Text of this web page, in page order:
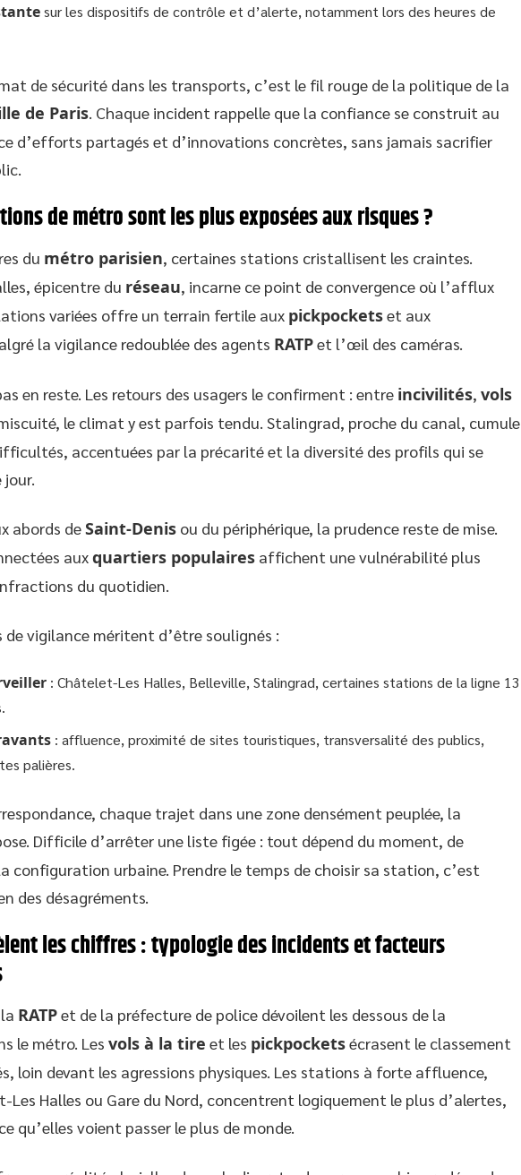
sur les dispositifs de contrôle et d’alerte, notamment lors des heures de
de sécurité dans les transports, c’est le fil rouge de la politique de la
de Paris . Chaque incident rappelle que la confiance se construit au
d’efforts partagés et d’innovations concrètes, sans jamais sacrifier
de métro sont les plus exposées aux risques ?
du métro parisien, certaines stations cristallisent les craintes.
épicentre du réseau, incarne ce point de convergence où l’afflux
variées offre un terrain fertile aux pickpocketset aux
la vigilance redoublée des agents RATPet l’œil des caméras.
en reste. Les retours des usagers le confirment : entre incivilités, vols
le climat y est parfois tendu. Stalingrad, proche du canal, cumule
accentuées par la précarité et la diversité des profils qui se
abords deSaint-Denis ou du périphérique, la prudence reste de mise.
auxquartiers populaires affichent une vulnérabilité plus
du quotidien.
de vigilance méritent d’être soulignés :
: Châtelet-Les Halles, Belleville, Stalingrad, certaines stations de la ligne 13
: affluence, proximité de sites touristiques, transversalité des publics,
palières.
chaque trajet dans une zone densément peuplée, la
Difficile d’arrêter une liste figée : tout dépend du moment, de
configuration urbaine. Prendre le temps de choisir sa station, c’est
des désagréments.
les chiffres : typologie des incidents et facteurs
RATPet de la préfecture de police dévoilent les dessous de la
le métro. Les vols à la tire et les pickpocketsécrasent le classement
loin devant les agressions physiques. Les stations à forte affluence,
Les Halles ou Gare du Nord, concentrent logiquement le plus d’alertes,
qu’elles voient passer le plus de monde.